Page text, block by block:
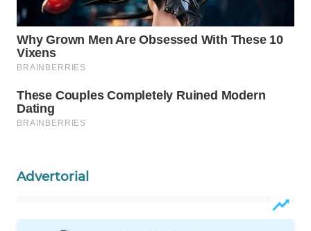
Advertorial
WAHANA
DESA
WISATA
LAPAK
WAHANA